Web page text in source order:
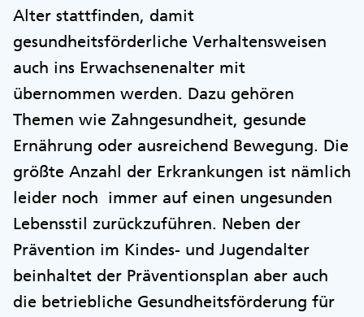
Alter stattfinden, damit
gesundheitsförderliche Verhaltensweisen
auch ins Erwachsenenalter mit
übernommen werden. Dazu gehören
Themen wie Zahngesundheit, gesunde
Ernährung oder ausreichend Bewegung. Die
größte Anzahl der Erkrankungen ist nämlich
leider noch immer auf einen ungesunden
Lebensstil zurückzuführen. Neben der
Prävention im Kindes- und Jugendalter
beinhaltet der Präventionsplan aber auch
die betriebliche Gesundheitsförderung für